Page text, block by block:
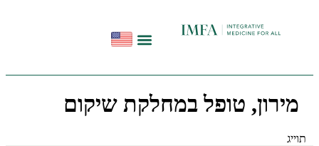
טופל במחלקת שיקום
מרכז שיקומי מדיקל קר